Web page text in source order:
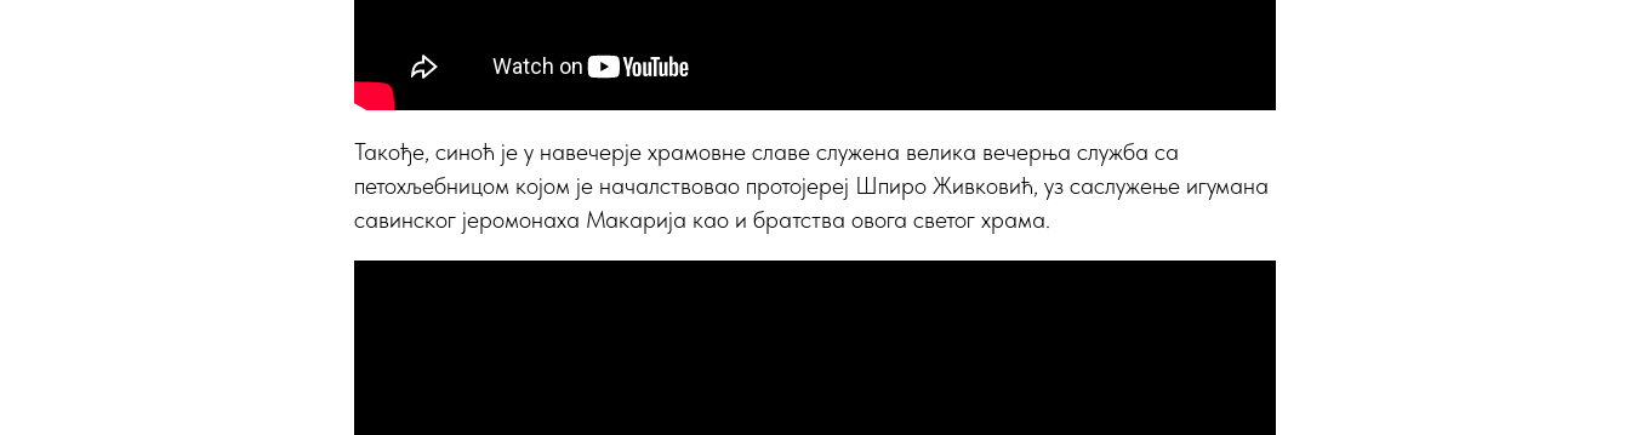
Такође, синоћ је у навечерје храмовне славе служена велика вечерња служба са
петохљебницом којом је началствовао протојереј Шпиро Живковић, уз саслужење игумана
савинског јеромонаха Макарија као и братства овога светог храма.